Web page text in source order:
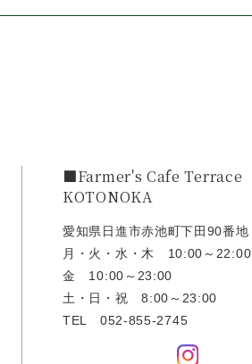
■Farmer's Cafe Terrace
KOTONOKA
愛知県日進市赤池町下田90番地
月・火・水・木 10:00～22:00
金 10:00～23:00
土・日・祝 8:00～23:00
TEL 052-855-2745